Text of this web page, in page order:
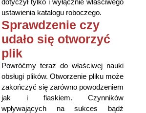
dotyczył tylko i wyłącznie właściwego
ustawienia katalogu roboczego.
Sprawdzenie czy
udało się otworzyć
plik
Powróćmy teraz do właściwej nauki
obsługi plików. Otworzenie pliku może
zakończyć się zarówno powodzeniem
jak i fiaskiem. Czynników
wpływających na sukces bądź